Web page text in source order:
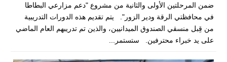
ضمن المرحلتين الأولى والثانية من مشروع "دعم مزارعي البطاطا
في محافظتي الرقة ودير الزور". يتم تقديم هذه الدورات التدريبية
من قِبل منسقي الصندوق الميدانيين، والذين تم تدريبهم العام الماضي
على يد خبراء محترفين. ستستمر...